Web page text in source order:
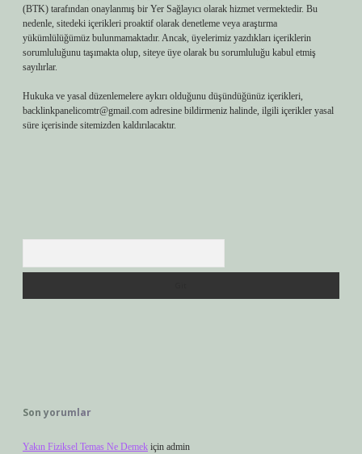
(BTK) tarafından onaylanmış bir Yer Sağlayıcı olarak hizmet vermektedir. Bu
nedenle, sitedeki içerikleri proaktif olarak denetleme veya araştırma
yükümlülüğümüz bulunmamaktadır. Ancak, üyelerimiz yazdıkları içeriklerin
sorumluluğunu taşımakta olup, siteye üye olarak bu sorumluluğu kabul etmiş
sayılırlar.
Hukuka ve yasal düzenlemelere aykırı olduğunu düşündüğünüz içerikleri,
backlinkpanelicomtr@gmail.com adresine bildirmeniz halinde, ilgili içerikler yasal
süre içerisinde sitemizden kaldırılacaktır.
Son yorumlar
Yakın Fiziksel Temas Ne Demek için admin